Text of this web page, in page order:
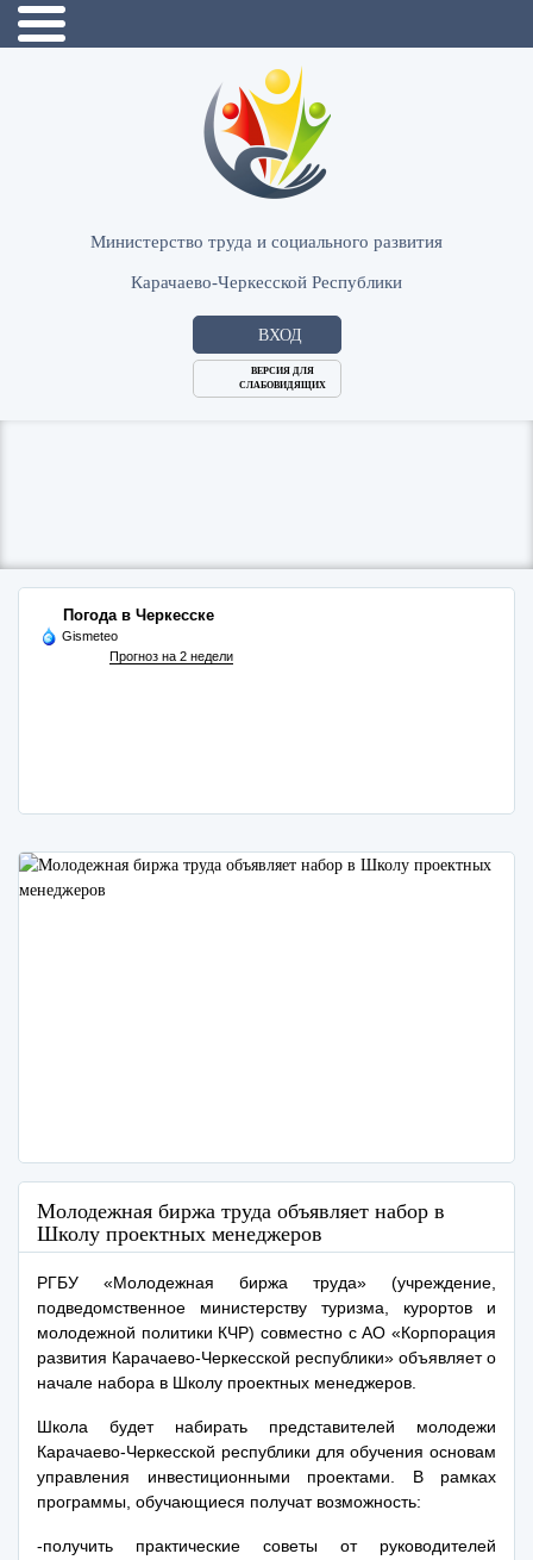
Министерство труда и социального развития
Карачаево-Черкесской Республики
ВХОД
ВЕРСИЯ ДЛЯ
СЛАБОВИДЯЩИХ
Погода в Черкесске
Gismeteo
Прогноз на 2 недели
Молодежная биржа труда объявляет набор в
Школу проектных менеджеров
РГБУ «Молодежная биржа труда» (учреждение,
подведомственное министерству туризма, курортов и
молодежной политики КЧР) совместно с АО «Корпорация
развития Карачаево-Черкесской республики» объявляет о
начале набора в Школу проектных менеджеров.
Школа будет набирать представителей молодежи
Карачаево-Черкесской республики для обучения основам
управления инвестиционными проектами. В рамках
программы, обучающиеся получат возможность:
-получить практические советы от руководителей